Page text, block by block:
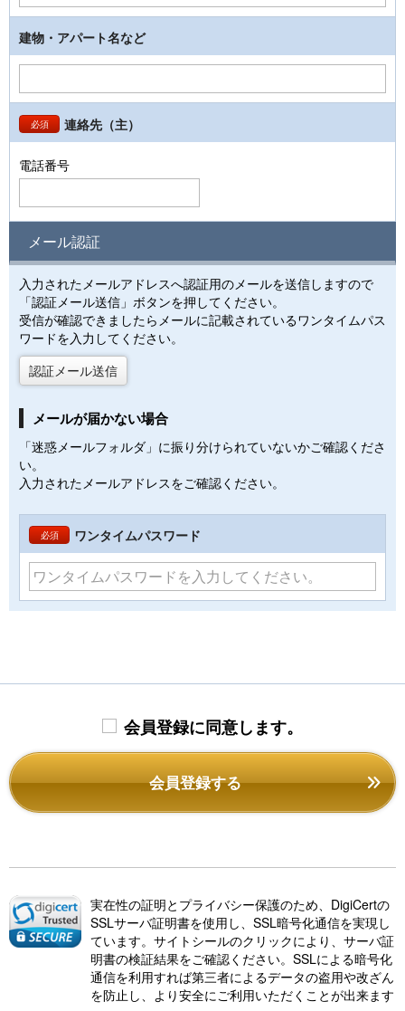
建物・アパート名など
必須 連絡先（主）
電話番号
メール認証
入力されたメールアドレスへ認証用のメールを送信しますので
「認証メール送信」ボタンを押してください。
受信が確認できましたらメールに記載されているワンタイムパス
ワードを入力してください。
認証メール送信
メールが届かない場合
「迷惑メールフォルダ」に振り分けられていないかご確認くださ
い。
入力されたメールアドレスをご確認ください。
必須 ワンタイムパスワード
会員登録に同意します。
会員登録する
実在性の証明とプライバシー保護のため、DigiCertの
SSLサーバ証明書を使用し、SSL暗号化通信を実現し
ています。サイトシールのクリックにより、サーバ証
明書の検証結果をご確認ください。SSLによる暗号化
通信を利用すれば第三者によるデータの盗用や改ざん
を防止し、より安全にご利用いただくことが出来ます